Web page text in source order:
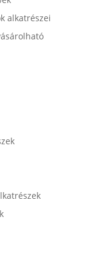
alkatrészei